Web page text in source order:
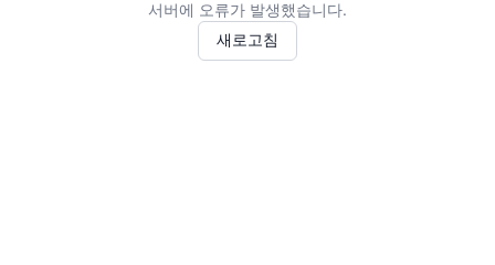
서버에 오류가 발생했습니다.
새로고침